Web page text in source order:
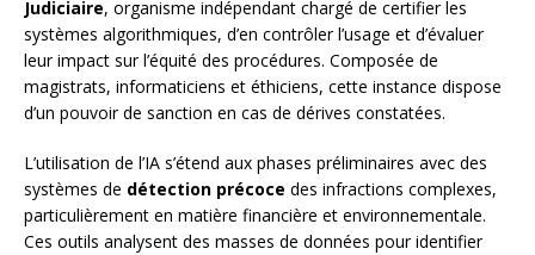
Judiciaire, organisme indépendant chargé de certifier les
systèmes algorithmiques, d’en contrôler l’usage et d’évaluer
leur impact sur l’équité des procédures. Composée de
magistrats, informaticiens et éthiciens, cette instance dispose
d’un pouvoir de sanction en cas de dérives constatées.
L’utilisation de l’IA s’étend aux phases préliminaires avec des
systèmes de détection précoce des infractions complexes,
particulièrement en matière financière et environnementale.
Ces outils analysent des masses de données pour identifier